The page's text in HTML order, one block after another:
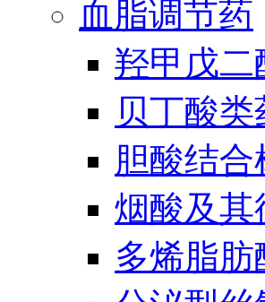
血脂调节药
羟甲戊二
贝丁酸类
胆酸结
烟酸及其
多烯脂肪